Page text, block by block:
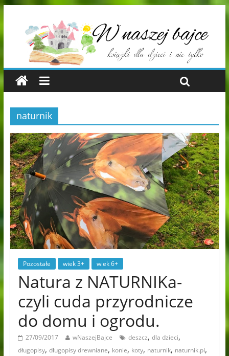
naturnik
Pozostałe wiek 3+ wiek 6+
Natura z NATURNIKa-
czyli cuda przyrodnicze
do domu i ogrodu.
27/09/2017 wNaszejBajce deszcz, dla dzieci,
długopisy, długopisy drewniane, konie, koty, naturnik, naturnik.pl,